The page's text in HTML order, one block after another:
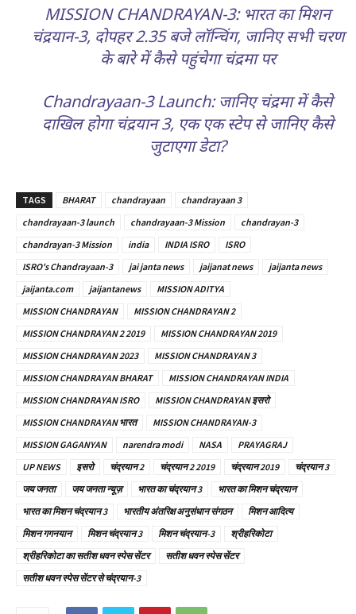
MISSION CHANDRAYAN-3: भारत का मिशन
चंद्रयान-3, दोपहर 2.35 बजे लॉन्चिंग, जानिए सभी चरण
के बारे में कैसे पहुंचेगा चंद्रमा पर
Chandrayaan-3 Launch: जानिए चंद्रमा में कैसे
दाखिल होगा चंद्रयान 3, एक एक स्टेप से जानिए कैसे
जुटाएगा डेटा?
TAGS BHARAT chandrayaan
chandrayaan 3
chandrayaan-3 launch
chandrayaan-3 Mission
chandrayan-3
chandrayan-3 Mission
india INDIA ISRO
ISRO
ISRO's Chandrayaan-3
jai janta news jaijanat news
jaijanta news
jaijanta.com
jaijantanews
MISSION ADITYA
MISSION CHANDRAYAN
MISSION CHANDRAYAN 2
MISSION CHANDRAYAN 2 2019
MISSION CHANDRAYAN 2019
MISSION CHANDRAYAN 2023
MISSION CHANDRAYAN 3
MISSION CHANDRAYAN BHARAT
MISSION CHANDRAYAN INDIA
MISSION CHANDRAYAN ISRO
MISSION CHANDRAYAN इसरो
MISSION CHANDRAYAN भारत
MISSION CHANDRAYAN-3
MISSION GAGANYAN
narendra modi NASA
PRAYAGRAJ
UP NEWS
इसरो चंद्रयान 2 चंद्रयान 2 2019 चंद्रयान 2019
चंद्रयान 3
जय जनता
जय जनता न्यूज़ भारत का चंद्रयान 3
भारत का मिशन चंद्रयान
भारत का मिशन चंद्रयान 3
भारतीय अंतरिक्ष अनुसंधान संगठन
मिशन आदित्य
मिशन गगनयान
मिशन चंद्रयान 3 मिशन चंद्रयान-3
श्रीहरिकोटा
श्रीहरिकोटा का सतीश धवन स्पेस सेंटर
सतीश धवन स्पेस सेंटर
सतीश धवन स्पेस सेंटर से चंद्रयान-3